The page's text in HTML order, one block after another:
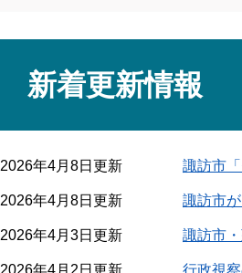
新着更新情報
2026年4月8日更新 諏訪市
2026年4月8日更新 諏訪市
2026年4月3日更新 諏訪市
2026年4月2日更新 行政視